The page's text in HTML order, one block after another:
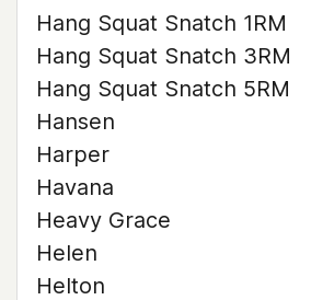
Hang Squat Snatch 1RM
Hang Squat Snatch 3RM
Hang Squat Snatch 5RM
Hansen
Harper
Havana
Heavy Grace
Helen
Helton